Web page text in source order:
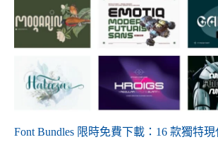
Font Bundles 限時免費下載：16 款獨特